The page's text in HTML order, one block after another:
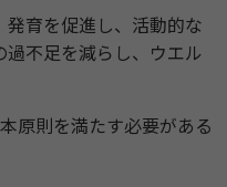
育を促進し、活動的な
過不足を減らし、ウエル
原則を満たす必要がある